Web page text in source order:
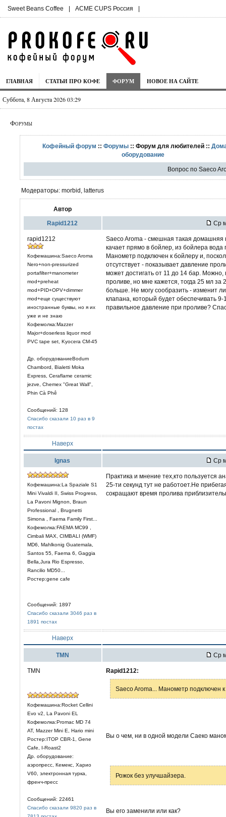
Sweet Beans Coffee | ACME CUPS Россия |
ГЛАВНАЯ СТАТЬИ ПРО КОФЕ ФОРУМ НОВОЕ НА САЙТЕ
Суббота, 8 Августа 2026 03:29
Форумы
Кофейный форум ::Форумы :: Форум для любителей ::
оборудование
Вопрос по Saeco
Модераторы: morbid, latterus
Автор
Rapid1212 Ср
rapid1212
Кофемашина:Saeco Aroma
Nero+non-pressurized
portafilter+manometer
mod+preheat
mod+PID+OPV+dimmer
mod+еще существуют
иностранные буквы, но я их
уже и не знаю
Кофемолка:Mazzer
Major+doserless liquor mod
PVC tape set, Kyocera CM-45
Др. оборудованиеBodum
Chambord, Bialetti Moka
Express, Ceraflame ceramic
jezve, Chemex "Great Wall",
Phin Cà Phê
Сообщений: 128
Спасибо сказали 10 раз в 9
постах
Saeco Aroma - смешная такая домашняя
качает прямо в бойлер, из бойлера вода
Манометр подключен к бойлеру и,
отсутствует - показывает давление
может достигать от 11 до 14 бар.
проливе, но мне кажется, тогда 25 мл за
больше. Не могу сообразить - изменит
клапана, который будет обеспечивать
правильное давление при проливе?
Наверх
Ignas Ср
Кофемашина:La Spaziale S1
Mini Vivaldi II, Swiss Progress,
La Pavoni Mignon, Braun
Professional , Brugnetti
Simona , Faema Family First...
Кофемолка:FAEMA MC99 ,
Cimbali MAX, CIMBALI (WMF)
MD6, Mahlkonig Guatemala,
Santos 55, Faema 6, Gaggia
Bella,Jura Rio Espresso,
Rancilio MD50...
Ростер:gene cafe
Сообщений: 1897
Спасибо сказали 3046 раз в
1891 постах
Практика и мнение тех,кто пользуется
25-ти секунд тут не работоет.Не
сокращают время пролива
Наверх
TMN Ср
TMN
Кофемашина:Rocket Cellini
Evo v2, La Pavoni EL
Кофемолка:Promac MD 74
AT, Mazzer Mini E, Hario mini
Ростер:ITOP CBR-1, Gene
Cafe, I-Roast2
Др. оборудование:
аэропресс, Кемекс, Харио
V60, электронная турка,
френч-пресс
Сообщений: 22461
Спасибо сказали 9820 раз в
Rapid1212:
Saeco Aroma... Манометр подключен
Вы о чем, ни в одной модели Саеко
Рожок без улучшайзера.
Вы его заменили или как?